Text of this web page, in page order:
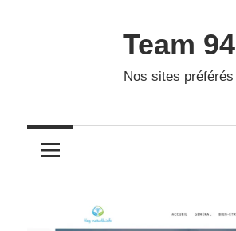
Team 94
Nos sites préférés